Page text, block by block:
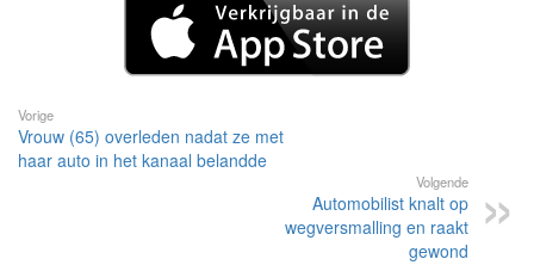
Vorige
Vrouw (65) overleden nadat ze met
haar auto in het kanaal belandde
Volgende
Automobilist knalt op
wegversmalling en raakt
gewond